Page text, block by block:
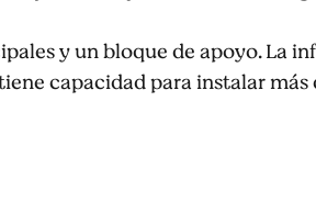
y un bloque de apoyo. La
capacidad para instalar